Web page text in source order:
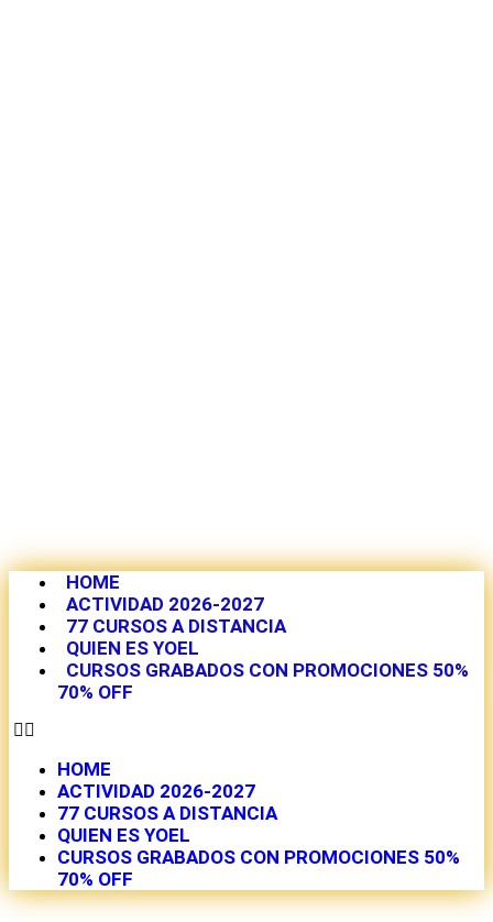
HOME
ACTIVIDAD 2026-2027
77 CURSOS A DISTANCIA
QUIEN ES YOEL
CURSOS GRABADOS CON PROMOCIONES 50%
70% OFF
HOME
ACTIVIDAD 2026-2027
77 CURSOS A DISTANCIA
QUIEN ES YOEL
CURSOS GRABADOS CON PROMOCIONES 50%
70% OFF